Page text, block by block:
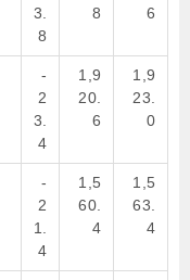
3.
8
8
6
-
2
3.
4
1,9
20.
6
1,9
23.
0
-
2
1.
4
1,5
60.
4
1,5
63.
4